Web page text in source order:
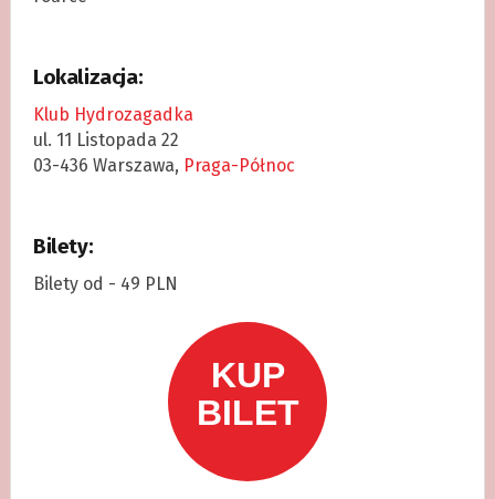
Lokalizacja:
Klub Hydrozagadka
ul. 11 Listopada 22
03-436 Warszawa, Praga-Północ
Bilety:
Bilety od - 49 PLN